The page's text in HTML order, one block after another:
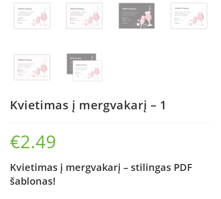
Kvietimas į mergvakarį – 1
€2.49
Kvietimas į mergvakarį – stilingas PDF
šablonas!